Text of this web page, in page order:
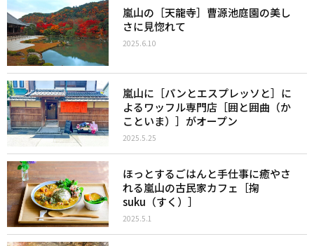
嵐山の［天龍寺］曹源池庭園の美し
さに見惚れて
2025.6.10
嵐山に［パンとエスプレッソと］に
よるワッフル専門店［囲と囲曲（か
こといま）］がオープン
2025.5.25
ほっとするごはんと手仕事に癒やさ
れる嵐山の古民家カフェ［掬
suku（すく）］
2025.5.1